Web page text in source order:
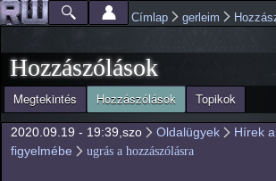
Ugrás a
tartalomra
Főmenü
Jelenlegi hely Címlap gerleim
Hozzászólások
Elsődleges fülek
Megtekintés Hozzászólások
(aktív fül) Topikok
2020.09.19 - 19:39,szo Oldalügyek
Hírek
figyelmébe
ugrás a hozzászólásra